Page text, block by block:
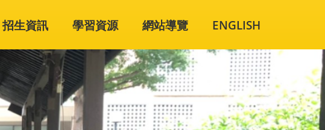
招生資訊 學習資源 網站導覽 ENGLISH